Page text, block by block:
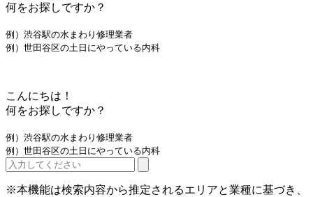
何をお探しですか？
例）渋谷駅の水まわり修理業者
例）世田谷区の土日にやっている内科
こんにちは！
何をお探しですか？
例）渋谷駅の水まわり修理業者
例）世田谷区の土日にやっている内科
※本機能は検索内容から推定されるエリアと業種に基づき、